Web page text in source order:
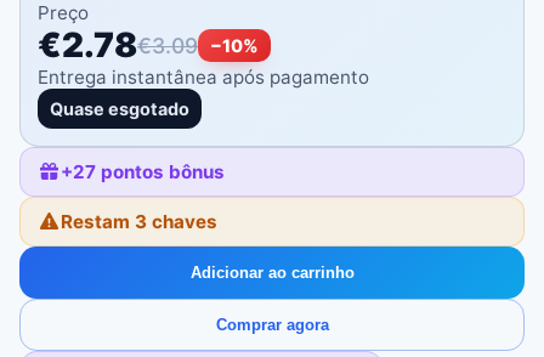
Preço
€2.78€3.09 −10%
Entrega instantânea após pagamento
Quase esgotado
+27 pontos bônus
Restam 3 chaves
Adicionar ao carrinho
Comprar agora